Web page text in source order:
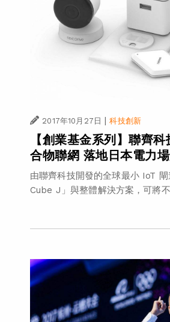
2017年10月27日 | 科技創新
【創業基金系列】聯齊
合物聯網 落地日本電力
由聯齊科技開發的全球最小 IoT
Cube J」與整體解決方案，可將